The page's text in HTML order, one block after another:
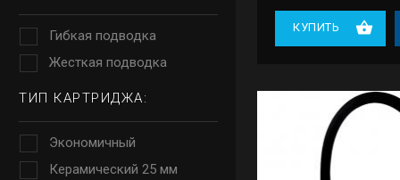
Гибкая подводка
Жесткая подводка
ТИП КАРТРИДЖА:
Экономичный
Керамический 25 мм
КУПИТЬ